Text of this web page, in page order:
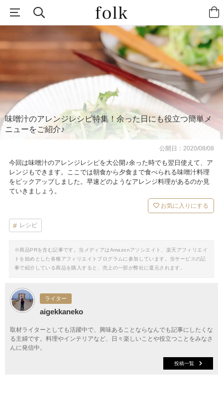
味噌汁のアレンジレシピ特集！余った日にも役立つ簡単メ
ニューをご紹介♪
公開日：2020/08/08
今回は味噌汁のアレンジレシピを大公開♪余った時でも翌日使えて、ア
レンジもできます。ここでは朝食から夕食まで食べられる味噌汁料理
をピックアップしました。早速どのようなアレンジ料理があるのか見
ていきましょう。
お気に入りにする
レシピ
※商品PRを含む記事です。当メディアはAmazonアソシエイト、楽天アフィリエイ
トを始めとした各種アフィリエイトプログラムに参加しています。当サービスの記
事で紹介している商品を購入すると、売上の一部が弊社に還元されます。
ライター
aigekkaneko
取材ライターとしても活躍中で、興味あることならなんでも記事にしたくな
る主婦です。料理やインテリアなど、日々楽しいことや役立つことをみなさ
んに発信中。
投稿一覧